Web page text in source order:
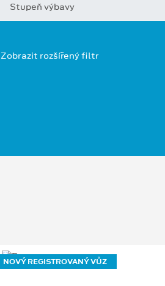
Stupeň výbavy
Zobrazit rozšířený filtr
NOVÝ REGISTROVANÝ VŮZ